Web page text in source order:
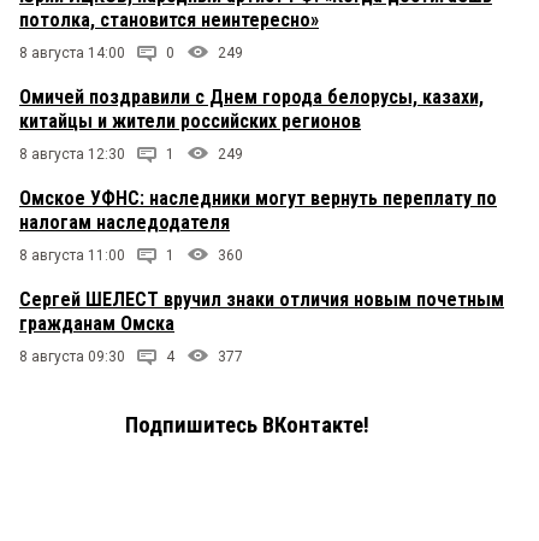
потолка, становится неинтересно»
8 августа 14:00 0 249
Омичей поздравили с Днем города белорусы, казахи,
китайцы и жители российских регионов
8 августа 12:30 1 249
Омское УФНС: наследники могут вернуть переплату по
налогам наследодателя
8 августа 11:00 1 360
Сергей ШЕЛЕСТ вручил знаки отличия новым почетным
гражданам Омска
8 августа 09:30 4 377
Подпишитесь ВКонтакте!